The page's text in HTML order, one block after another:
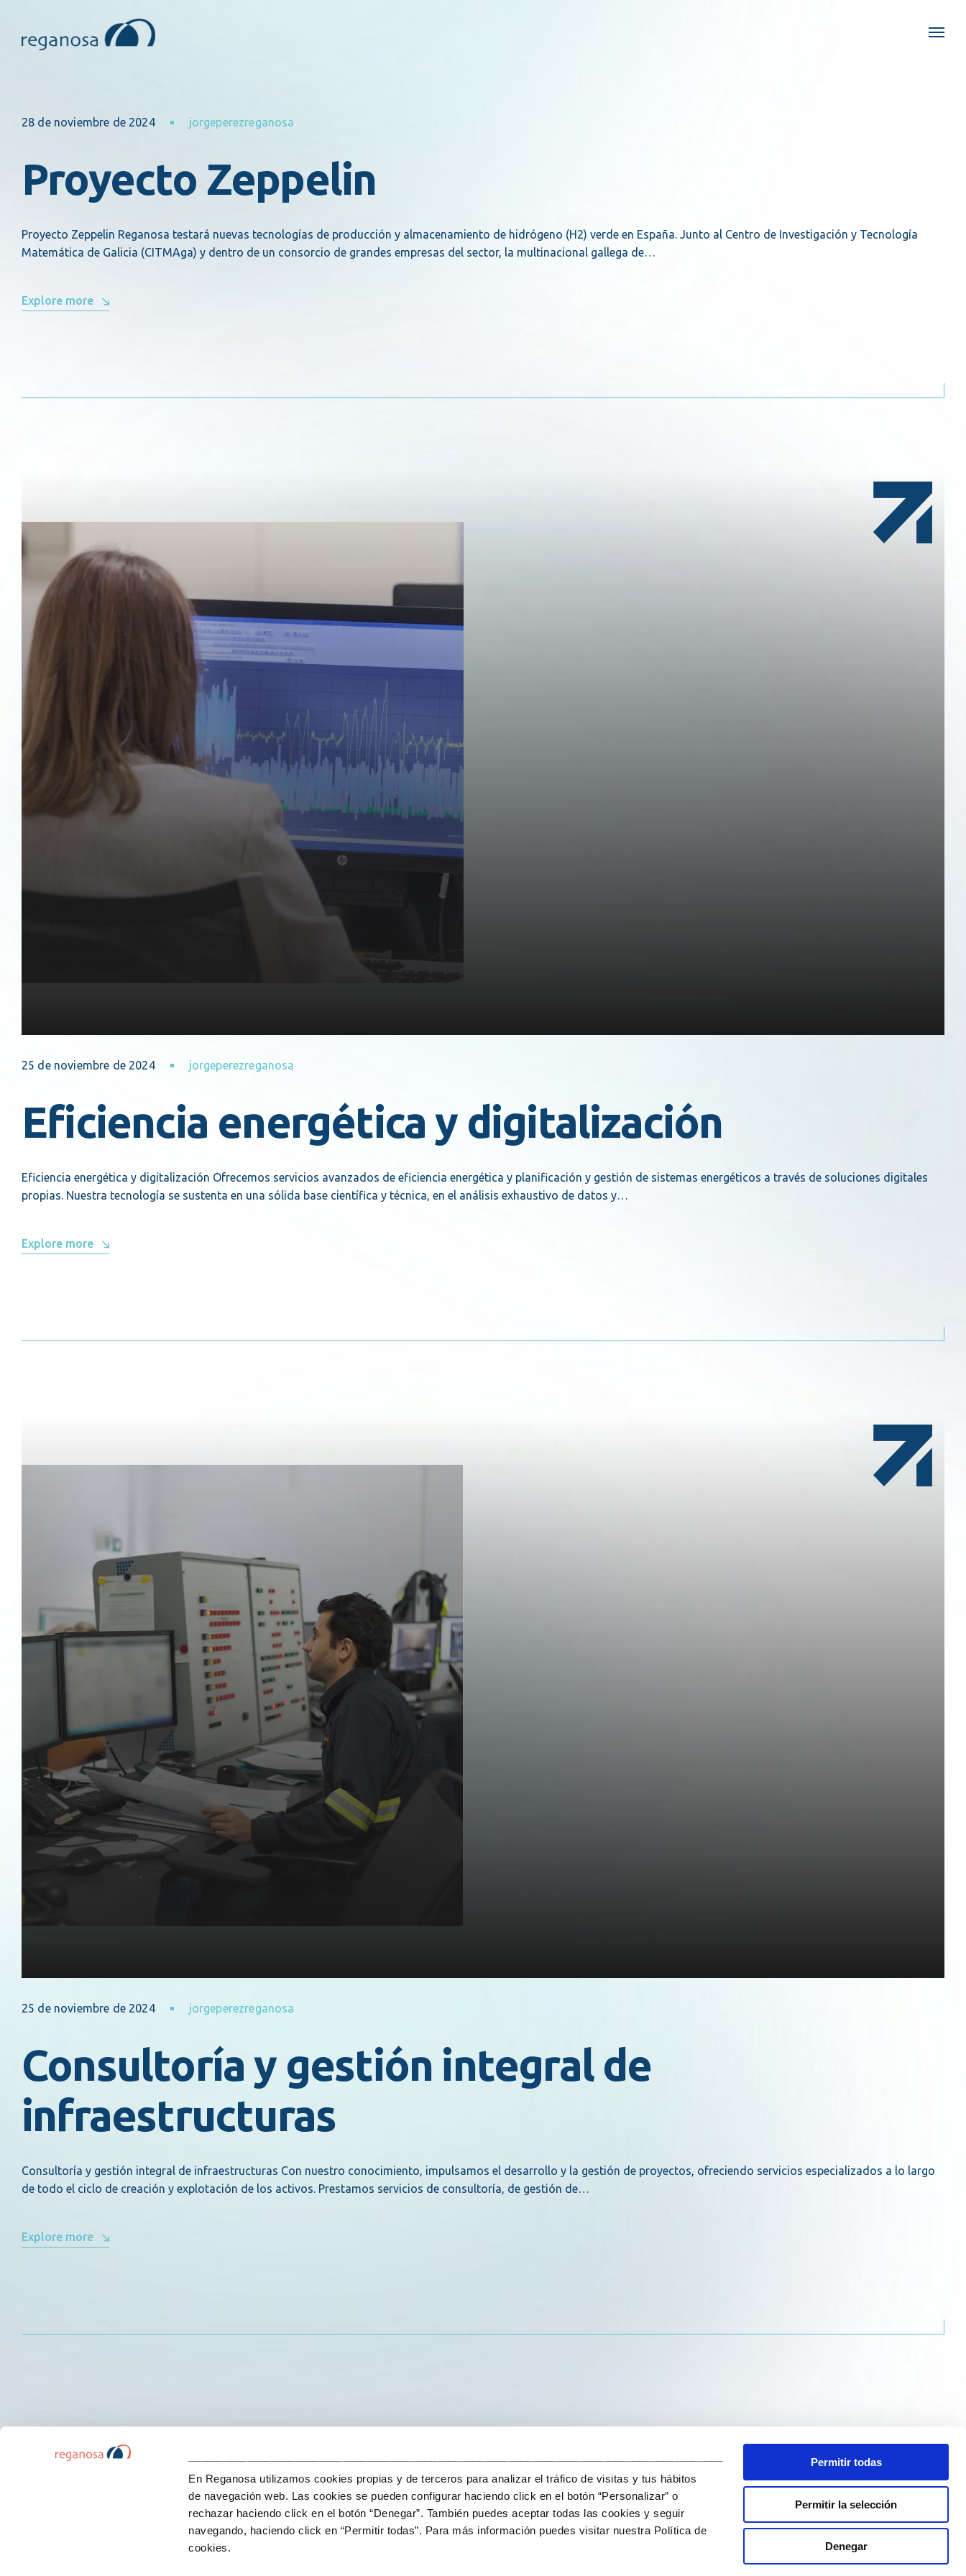
___________________________________________________________________________________________________________
En Reganosa utilizamos cookies propias y de terceros para analizar el tráfico de visitas y tus hábitos
de navegación web. Las cookies se pueden configurar haciendo click en el botón “Personalizar” o
rechazar haciendo click en el botón “Denegar”. También puedes aceptar todas las cookies y seguir
navegando, haciendo click en “Permitir todas”. Para más información puedes visitar nuestra Política de
cookies.
Permitir todas
Permitir la selección
Denegar
28 de noviembre de 2024 jorgeperezreganosa
Proyecto Zeppelin
Proyecto Zeppelin Reganosa testará nuevas tecnologías de producción y almacenamiento de hidrógeno (H2) verde en España. Junto al Centro de Investigación y Tecnología
Matemática de Galicia (CITMAga) y dentro de un consorcio de grandes empresas del sector, la multinacional gallega de…
Explore more
25 de noviembre de 2024 jorgeperezreganosa
Eficiencia energética y digitalización
Eficiencia energética y digitalización Ofrecemos servicios avanzados de eficiencia energética y planificación y gestión de sistemas energéticos a través de soluciones digitales
propias. Nuestra tecnología se sustenta en una sólida base científica y técnica, en el análisis exhaustivo de datos y…
Explore more
25 de noviembre de 2024 jorgeperezreganosa
Consultoría y gestión integral de
infraestructuras
Consultoría y gestión integral de infraestructuras Con nuestro conocimiento, impulsamos el desarrollo y la gestión de proyectos, ofreciendo servicios especializados a lo largo
de todo el ciclo de creación y explotación de los activos. Prestamos servicios de consultoría, de gestión de…
Explore more